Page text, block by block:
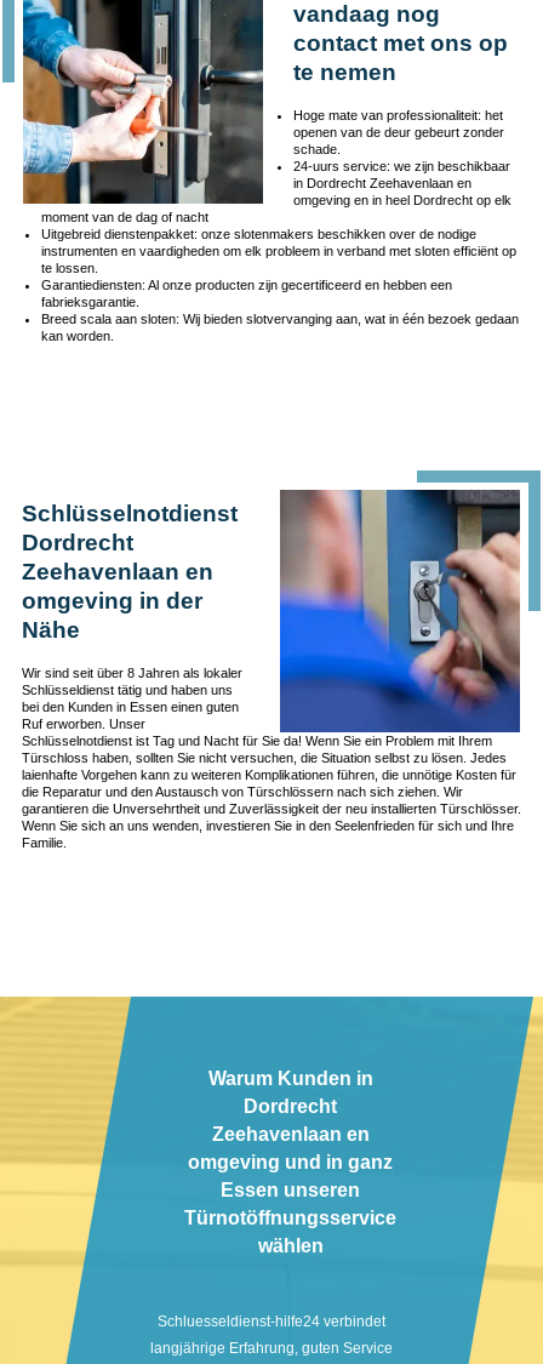
vandaag nog
contact met ons op
te nemen
Hoge mate van professionaliteit: het
openen van de deur gebeurt zonder
schade.
24-uurs service: we zijn beschikbaar
in Dordrecht Zeehavenlaan en
omgeving en in heel Dordrecht op elk
moment van de dag of nacht
Uitgebreid dienstenpakket: onze slotenmakers beschikken over de nodige
instrumenten en vaardigheden om elk probleem in verband met sloten efficiënt op
te lossen.
Garantiediensten: Al onze producten zijn gecertificeerd en hebben een
fabrieksgarantie.
Breed scala aan sloten: Wij bieden slotvervanging aan, wat in één bezoek gedaan
kan worden.
Schlüsselnotdienst
Dordrecht
Zeehavenlaan en
omgeving in der
Nähe
Wir sind seit über 8 Jahren als lokaler
Schlüsseldienst tätig und haben uns
bei den Kunden in Essen einen guten
Ruf erworben. Unser
Schlüsselnotdienst ist Tag und Nacht für Sie da! Wenn Sie ein Problem mit Ihrem
Türschloss haben, sollten Sie nicht versuchen, die Situation selbst zu lösen. Jedes
laienhafte Vorgehen kann zu weiteren Komplikationen führen, die unnötige Kosten für
die Reparatur und den Austausch von Türschlössern nach sich ziehen. Wir
garantieren die Unversehrtheit und Zuverlässigkeit der neu installierten Türschlösser.
Wenn Sie sich an uns wenden, investieren Sie in den Seelenfrieden für sich und Ihre
Familie.
Warum Kunden in
Dordrecht
Zeehavenlaan en
omgeving und in ganz
Essen unseren
Türnotöffnungsservice
wählen
Schluesseldienst-hilfe24 verbindet
langjährige Erfahrung, guten Service